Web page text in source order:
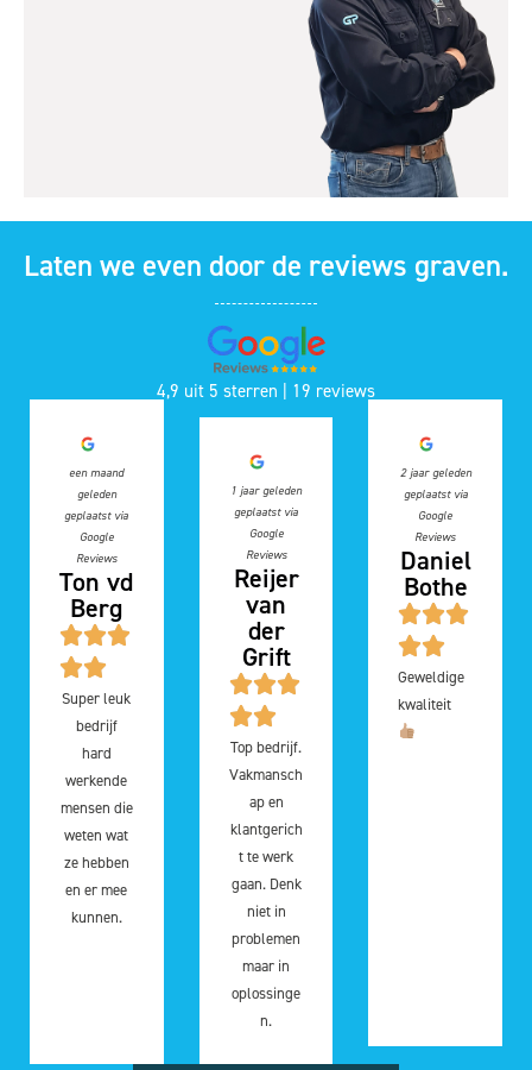
Laten we even door de reviews graven.
4,9 uit 5 sterren | 19 reviews
een maand
geleden
geplaatst via
Google
Reviews
Ton vd
Berg
Super leuk
bedrijf
hard
werkende
mensen die
weten wat
ze hebben
en er mee
kunnen.
1 jaar geleden
geplaatst via
Google
Reviews
Reijer
van
der
Grift
Top bedrijf.
Vakmansch
ap en
klantgerich
t te werk
gaan. Denk
niet in
problemen
maar in
oplossinge
n.
2 jaar geleden
geplaatst via
Google
Reviews
Daniel
Bothe
Geweldige
kwaliteit